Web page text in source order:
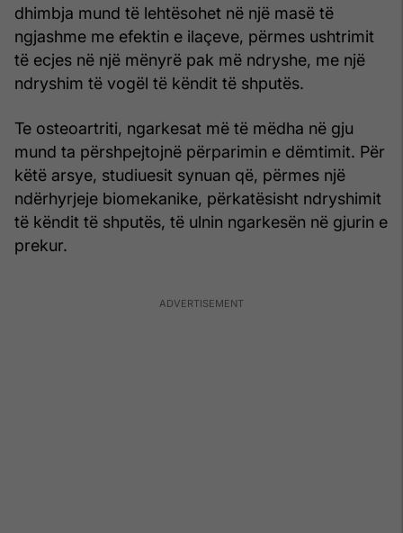
dhimbja mund të lehtësohet në një masë të
ngjashme me efektin e ilaçeve, përmes ushtrimit
të ecjes në një mënyrë pak më ndryshe, me një
ndryshim të vogël të këndit të shputës.
Te osteoartriti, ngarkesat më të mëdha në gju
mund ta përshpejtojnë përparimin e dëmtimit. Për
këtë arsye, studiuesit synuan që, përmes një
ndërhyrjeje biomekanike, përkatësisht ndryshimit
të këndit të shputës, të ulnin ngarkesën në gjurin e
prekur.